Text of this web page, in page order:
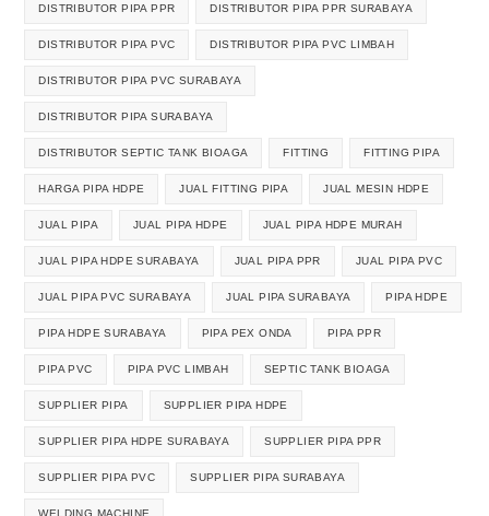
DISTRIBUTOR PIPA PPR DISTRIBUTOR PIPA PPR SURABAYA
DISTRIBUTOR PIPA PVC DISTRIBUTOR PIPA PVC LIMBAH
DISTRIBUTOR PIPA PVC SURABAYA
DISTRIBUTOR PIPA SURABAYA
DISTRIBUTOR SEPTIC TANK BIOAGA FITTING FITTING PIPA
HARGA PIPA HDPE JUAL FITTING PIPA JUAL MESIN HDPE
JUAL PIPA JUAL PIPA HDPE JUAL PIPA HDPE MURAH
JUAL PIPA HDPE SURABAYA JUAL PIPA PPR JUAL PIPA PVC
JUAL PIPA PVC SURABAYA JUAL PIPA SURABAYA PIPA HDPE
PIPA HDPE SURABAYA PIPA PEX ONDA PIPA PPR
PIPA PVC PIPA PVC LIMBAH SEPTIC TANK BIOAGA
SUPPLIER PIPA SUPPLIER PIPA HDPE
SUPPLIER PIPA HDPE SURABAYA SUPPLIER PIPA PPR
SUPPLIER PIPA PVC SUPPLIER PIPA SURABAYA
WELDING MACHINE